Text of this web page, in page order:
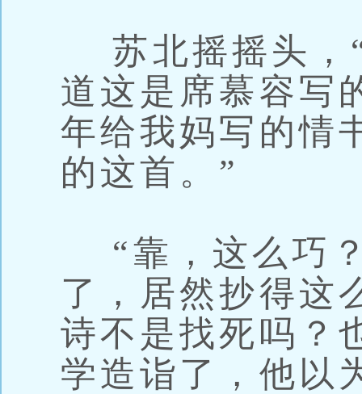
苏北摇摇头，
道这是席慕容写
年给我妈写的情
的这首。”
“靠，这么巧
了，居然抄得这
诗不是找死吗？
学造诣了，他以